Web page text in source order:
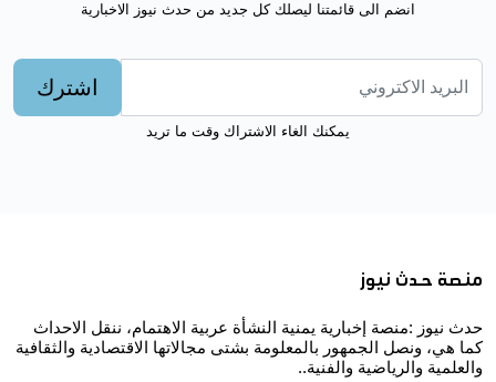
انضم الى قائمتنا ليصلك كل جديد من حدث نيوز الاخبارية
اشترك
يمكنك الغاء الاشتراك وقت ما تريد
منصة حدث نيوز
حدث نيوز :منصة إخبارية يمنية النشأة عربية الاهتمام، ننقل الاحداث
كما هي، ونصل الجمهور بالمعلومة بشتى مجالاتها الاقتصادية والثقافية
والعلمية والرياضية والفنية..